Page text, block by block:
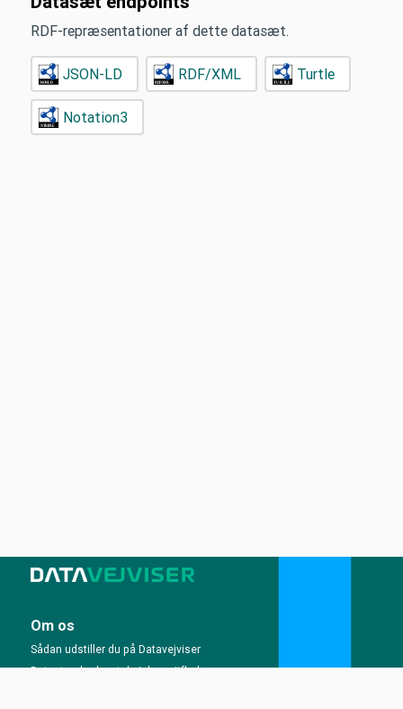
RDF-repræsentationer af dette datasæt.
JSON-LD RDF/XML Turtle
Notation3
Om os
Sådan udstiller du på Datavejviser
Datastandard og tekniske snitflader